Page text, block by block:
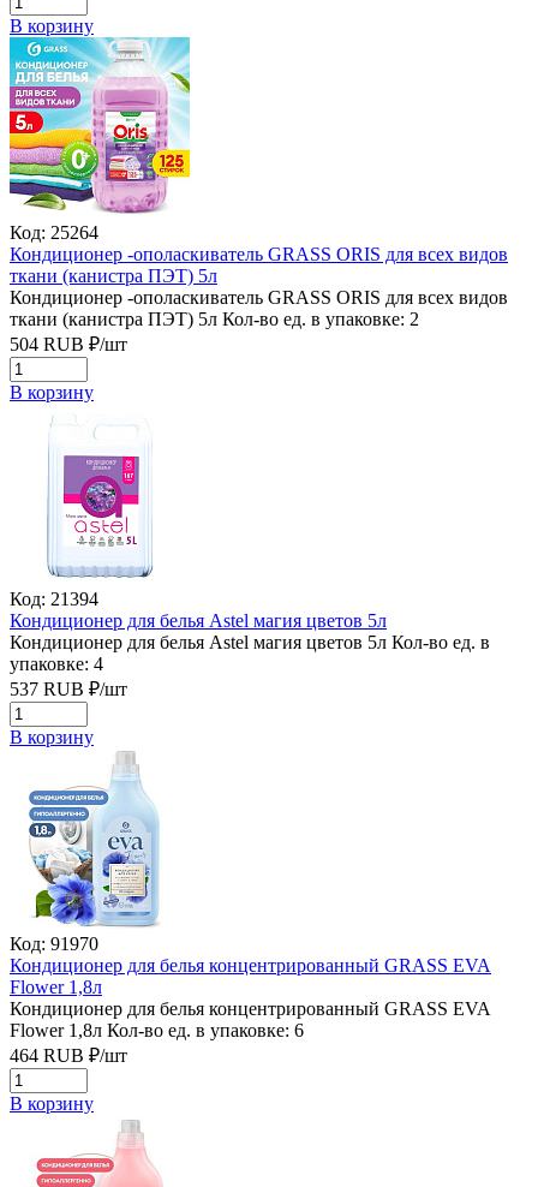
В корзину
Код: 25264
Кондиционер -ополаскиватель GRASS ORIS для всех видов
ткани (канистра ПЭТ) 5л
Кондиционер -ополаскиватель GRASS ORIS для всех видов
ткани (канистра ПЭТ) 5л Кол-во ед. в упаковке: 2
504 RUB ₽/шт
В корзину
Код: 21394
Кондиционер для белья Astel магия цветов 5л
Кондиционер для белья Astel магия цветов 5л Кол-во ед. в
упаковке: 4
537 RUB ₽/шт
В корзину
Код: 91970
Кондиционер для белья концентрированный GRASS EVA
Flower 1,8л
Кондиционер для белья концентрированный GRASS EVA
Flower 1,8л Кол-во ед. в упаковке: 6
464 RUB ₽/шт
В корзину